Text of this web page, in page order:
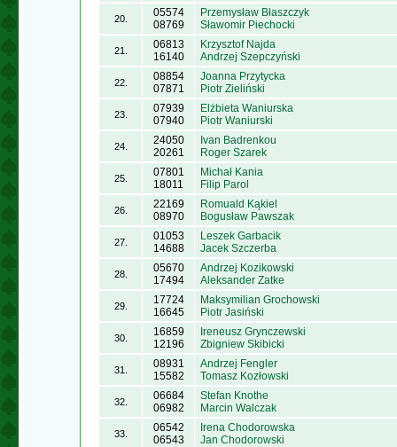
20.
05574
08769
Przemysław Błaszczyk
Sławomir Piechocki
21.
06813
16140
Krzysztof Najda
Andrzej Szepczyński
22.
08854
07871
Joanna Przytycka
Piotr Zieliński
23.
07939
07940
Elżbieta Waniurska
Piotr Waniurski
24.
24050
20261
Ivan Badrenkou
Roger Szarek
25.
07801
18011
Michał Kania
Filip Parol
26.
22169
08970
Romuald Kąkiel
Bogusław Pawszak
27.
01053
14688
Leszek Garbacik
Jacek Szczerba
28.
05670
17494
Andrzej Kozikowski
Aleksander Zatke
29.
17724
16645
Maksymilian Grochowski
Piotr Jasiński
30.
16859
12196
Ireneusz Grynczewski
Zbigniew Skibicki
31.
08931
15582
Andrzej Fengler
Tomasz Kozłowski
32.
06684
06982
Stefan Knothe
Marcin Walczak
33.
06542
06543
Irena Chodorowska
Jan Chodorowski